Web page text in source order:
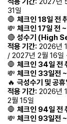
31일
🛑 체크인 18일 전
💸 체크인 17일 전
🔴 성수기 (High
적용 기간: 2026년
/ 2027년 2월 16일
🛑 체크인 34일 전
💸 체크인 33일전
🔥 극성수기 및
적용 기간: 2026년
2월 15일
🛑 체크인 94일 전
💸 체크인 93일전